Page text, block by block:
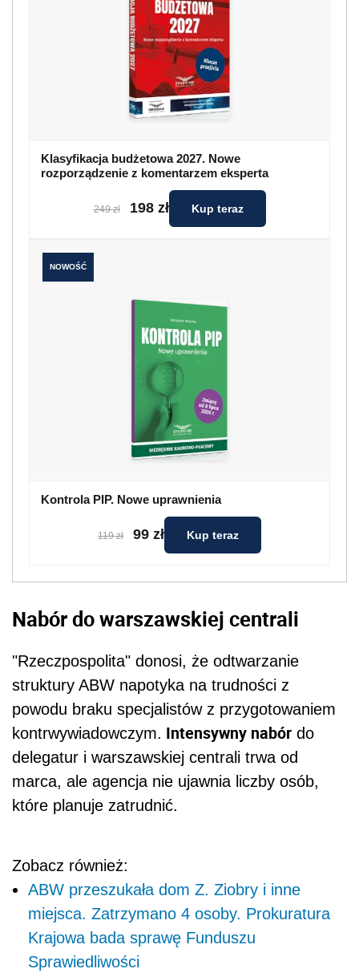
Klasyfikacja budżetowa 2027. Nowe
rozporządzenie z komentarzem eksperta
249 zł 198 zł Kup teraz
NOWOŚĆ
Kontrola PIP. Nowe uprawnienia
119 zł 99 zł Kup teraz
Nabór do warszawskiej centrali
"Rzeczpospolita" donosi, że odtwarzanie
struktury ABW napotyka na trudności z
powodu braku specjalistów z przygotowaniem
kontrwywiadowczym. Intensywny nabór do
delegatur i warszawskiej centrali trwa od
marca, ale agencja nie ujawnia liczby osób,
które planuje zatrudnić.
Zobacz również:
ABW przeszukała dom Z. Ziobry i inne
miejsca. Zatrzymano 4 osoby. Prokuratura
Krajowa bada sprawę Funduszu
Sprawiedliwości